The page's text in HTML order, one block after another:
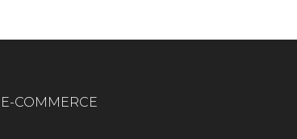
E-COMMERCE